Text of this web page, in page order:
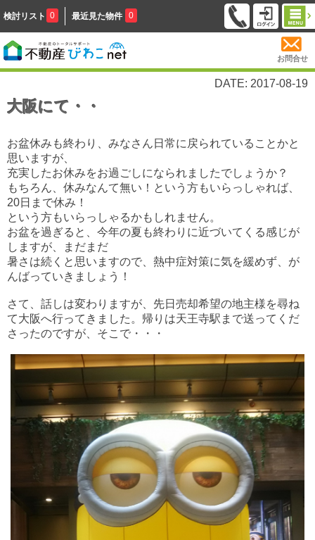
検討リスト 0 最近見た物件 0
お問合せ
DATE: 2017-08-19
大阪にて・・
お盆休みも終わり、みなさん日常に戻られていることかと
思いますが、
充実したお休みをお過ごしになられましたでしょうか？
もちろん、休みなんて無い！という方もいらっしゃれば、
20日まで休み！
という方もいらっしゃるかもしれません。
お盆を過ぎると、今年の夏も終わりに近づいてくる感じが
しますが、まだまだ
暑さは続くと思いますので、熱中症対策に気を緩めず、が
んばっていきましょう！
さて、話しは変わりますが、先日売却希望の地主様を尋ね
て大阪へ行ってきました。帰りは天王寺駅まで送ってくだ
さったのですが、そこで・・・